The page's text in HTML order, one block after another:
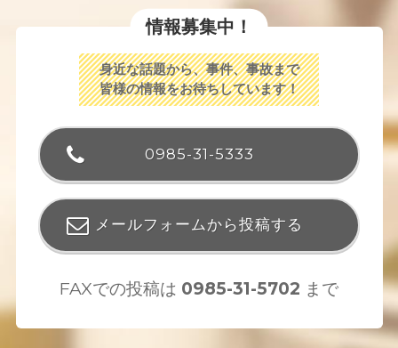
情報募集中！
身近な話題から、事件、事故まで
皆様の情報をお待ちしています！
0985-31-5333
メールフォームから投稿する
FAXでの投稿は 0985-31-5702 まで